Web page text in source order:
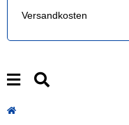
Versandkosten